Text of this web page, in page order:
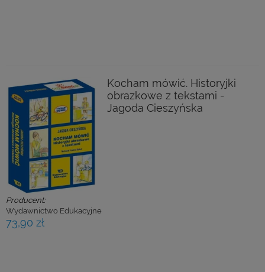
Kocham mówić. Historyjki
obrazkowe z tekstami -
Jagoda Cieszyńska
Producent:
Wydawnictwo Edukacyjne
73,90 zł